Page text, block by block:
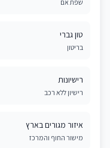
שפת אם
טון גברי
בריטון
רישיונות
רישיון ללא רכב
איזור מגורים בארץ
מישור החוף והמרכז